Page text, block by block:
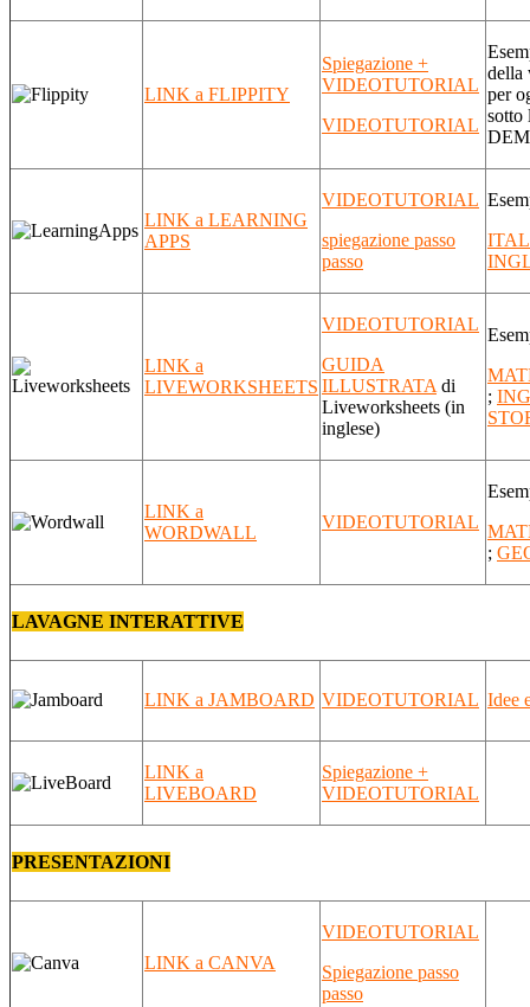
LINK a FLIPPITY
Spiegazione +
VIDEOTUTORIAL
VIDEOTUTORIAL
della
per
sotto
LINK a LEARNING
APPS
VIDEOTUTORIAL
spiegazione passo
passo
LINK a
LIVEWORKSHEETS
VIDEOTUTORIAL
GUIDA
ILLUSTRATA di
Liveworksheets (in
inglese)
;
LINK a
WORDWALL
VIDEOTUTORIAL
;
LAVAGNE INTERATTIVE
LINK a JAMBOARD VIDEOTUTORIAL Idee
LINK a
LIVEBOARD
Spiegazione +
VIDEOTUTORIAL
PRESENTAZIONI
LINK a CANVA
VIDEOTUTORIAL
Spiegazione passo
passo